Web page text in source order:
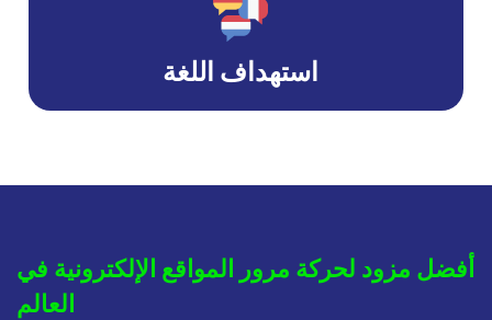
استهداف اللغة
أفضل مزود لحركة مرور المواقع الإلكترونية في
العالم